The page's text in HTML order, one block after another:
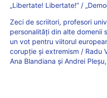
„Libertate! Libertate!” /
Zeci de scriitori, profesori
personalități din alte domenii
un vot pentru viitorul
corupție și extremism / Radu
Ana Blandiana și Andrei